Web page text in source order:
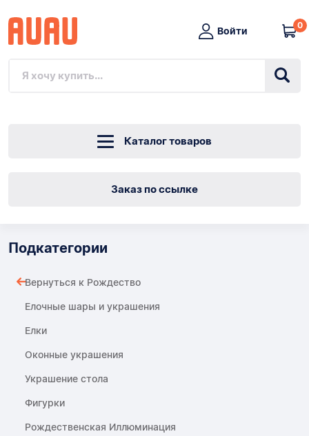
Войти
0
Каталог товаров
Заказ по ссылке
Подкатегории
Вернуться к Рождество
Елочные шары и украшения
Елки
Оконные украшения
Украшение стола
Фигурки
Рождественская Иллюминация